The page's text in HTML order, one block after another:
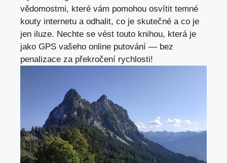
vědomostmi, které vám pomohou osvítit temné
kouty internetu a odhalit, co je skutečné a co je
jen iluze. Nechte se vést touto knihou, která je
jako GPS vašeho online putování — bez
penalizace za překročení rychlosti!